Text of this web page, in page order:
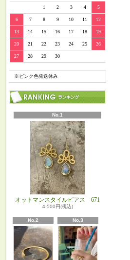
1 2 3 4 5
6 7 8 9 10 11 12
13 14 15 16 17 18 19
20 21 22 23 24 25 26
27 28 29 30
※ピンク色発送休み
No.1
オットマンスタイルピアス 671
4,500円(税込)
No.2 No.3